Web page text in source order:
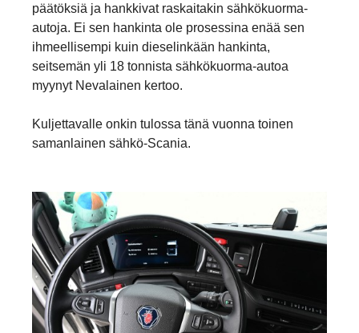
päätöksiä ja hankkivat raskaitakin sähkökuorma-
autoja. Ei sen hankinta ole prosessina enää sen
ihmeellisempi kuin dieselinkään hankinta,
seitsemän yli 18 tonnista sähkökuorma-autoa
myynyt Nevalainen kertoo.
Kuljettavalle onkin tulossa tänä vuonna toinen
samanlainen sähkö-Scania.